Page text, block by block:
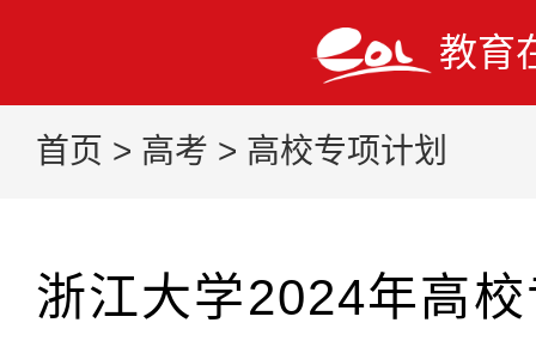
教育
首页 > 高考 > 高校专项计划
浙江大学2024年高